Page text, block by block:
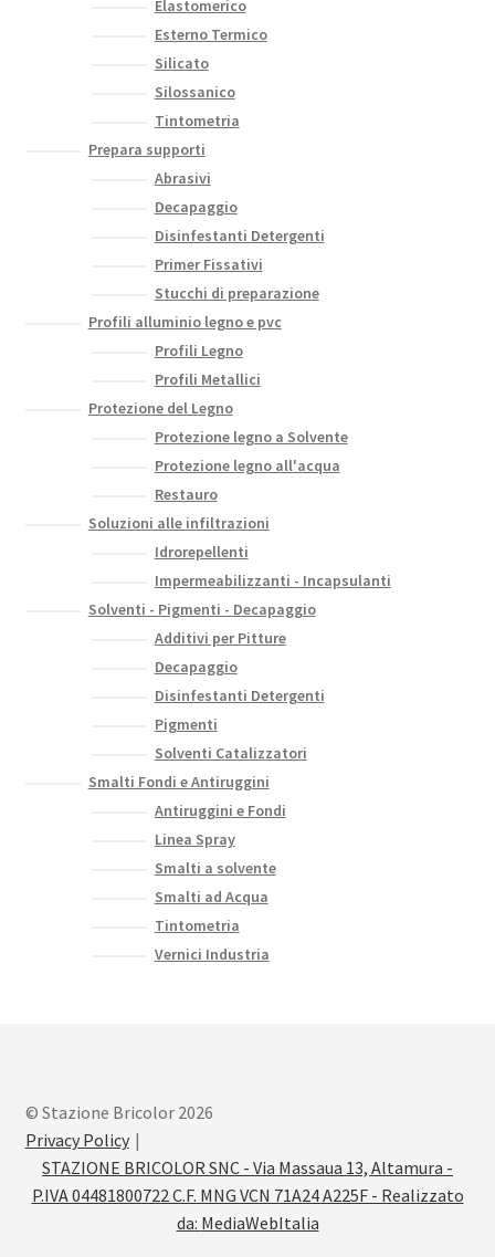
Elastomerico
Esterno Termico
Silicato
Silossanico
Tintometria
Prepara supporti
Abrasivi
Decapaggio
Disinfestanti Detergenti
Primer Fissativi
Stucchi di preparazione
Profili alluminio legno e pvc
Profili Legno
Profili Metallici
Protezione del Legno
Protezione legno a Solvente
Protezione legno all'acqua
Restauro
Soluzioni alle infiltrazioni
Idrorepellenti
Impermeabilizzanti - Incapsulanti
Solventi - Pigmenti - Decapaggio
Additivi per Pitture
Decapaggio
Disinfestanti Detergenti
Pigmenti
Solventi Catalizzatori
Smalti Fondi e Antiruggini
Antiruggini e Fondi
Linea Spray
Smalti a solvente
Smalti ad Acqua
Tintometria
Vernici Industria
© Stazione Bricolor 2026
Privacy Policy
STAZIONE BRICOLOR SNC - Via Massaua 13, Altamura -
P.IVA 04481800722 C.F. MNG VCN 71A24 A225F - Realizzato
da: MediaWebItalia